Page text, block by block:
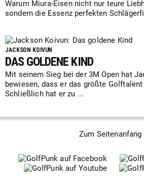
Warum Miura-Eisen nicht nur teure
sondern die Essenz perfekten
JACKSON KOIVUN
DAS GOLDENE KIND
Mit seinem Sieg bei der 3M Open hat
bewiesen, dass er das größte
Schließlich hat er zu ...
Zum Seitenanfang